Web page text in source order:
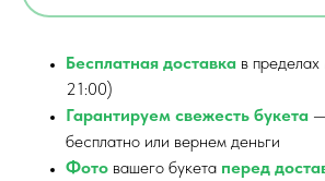
Бесплатная доставка в
21:00)
Гарантируем свежесть букета
бесплатно или вернем деньги
Фото вашего букета перед